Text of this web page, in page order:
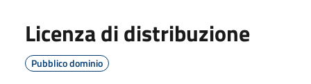
Licenza di distribuzione
Pubblico dominio